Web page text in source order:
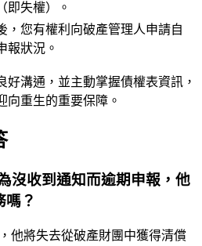
即失權）。
，您有權利向破產管理人申請自
報狀況。
好溝通，並主動掌握債權表資訊，
向重生的重要保障。
沒收到通知而逾期申報，他
嗎？
他將失去從破產財團中獲得清償